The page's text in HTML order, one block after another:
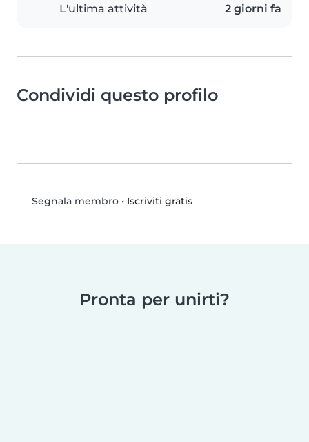
L'ultima attività 2 giorni fa
Condividi questo profilo
Segnala membro• Iscriviti gratis
Pronta per unirti?